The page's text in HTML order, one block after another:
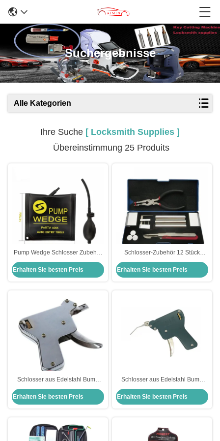
Suchergebnisse
Alle Kategorien
Ihre Suche [ Locksmith Supplies ]
Übereinstimmung 25 Produits
Pump Wedge Schlosser Zubehör
Auto Air Wedge Airbag Lock
Professionelle Öffnen Auto Tür
Fenster Schloss Öffner
Erhalten Sie besten Preis
Schlosser-Zubehör 12 Stück
Schloss-Ausbaukasten
Öffnungsschloss-Pick-Set Schrank
Erhalten Sie besten Preis
Schlosser aus Edelstahl Bump
Gun Dimple Lock Bump Gun
Schlosser Lieferungen Pick Gun
Erhalten Sie besten Preis
Schlosser aus Edelstahl Bump
Gun Dimple Lock Bump Gun
Schlosser Lieferungen Pick Gun
Erhalten Sie besten Preis